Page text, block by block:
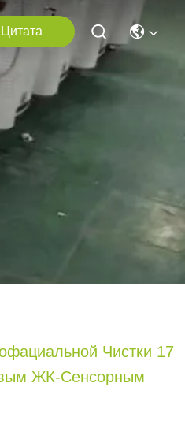
Цитата
Чистки 17
ЖК-Сенсорным